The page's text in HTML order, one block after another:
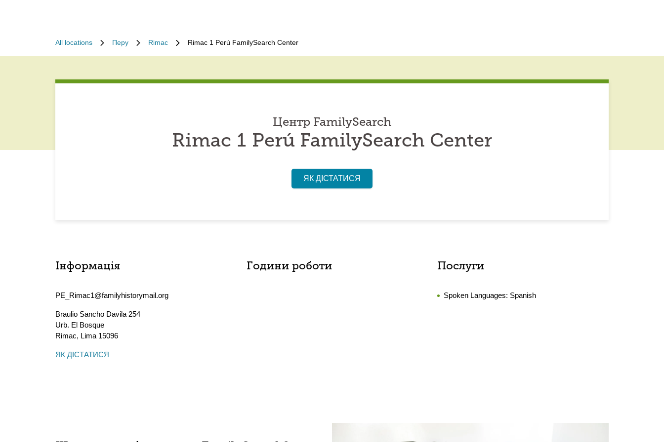
All locations Перу Rimac Rimac 1 Perú FamilySearch Center
Центр FamilySearch
Rimac 1 Perú FamilySearch Center
ЯК ДІСТАТИСЯ
Інформація
PE_Rimac1@familyhistorymail.org
Braulio Sancho Davila 254
Urb. El Bosque
Rimac, Lima 15096
ЯК ДІСТАТИСЯ
Години роботи Послуги
Spoken Languages: Spanish